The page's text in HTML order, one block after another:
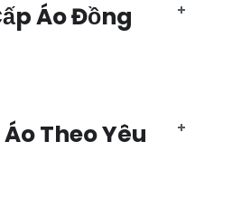
Áo Đồng
Theo Yêu